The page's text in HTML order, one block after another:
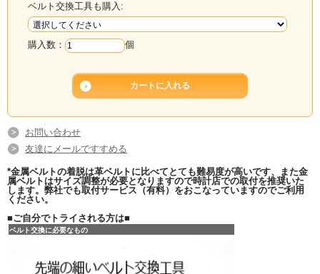
ベルト交換工具も購入:
購入数： 個
お問い合わせ
友達にメールですすめる
*金属ベルトの着脱は革ベルトに比べてとても難易度が高いです、また金
属ベルトはサイズ調整が必要となりますので時計店での取付を推奨いた
します。弊社でも取付サービス（有料）をおこなっていますのでご利用
ください。
■ご自分でトライされる方は■
ベルト交換に必要なもの